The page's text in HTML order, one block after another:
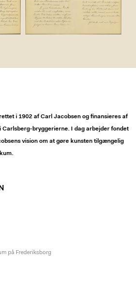
i 1902 af Carl Jacobsen og finansieres af
bryggerierne. I dag arbejder fondet
vision om at gøre kunsten tilgængelig
på Frederiksborg